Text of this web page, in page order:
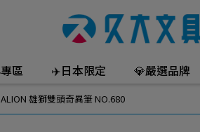
區 ✈️日本限定 💎嚴選品牌
雄獅雙頭奇異筆 NO.680